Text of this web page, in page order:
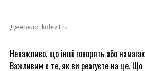
Джерело: kolevit.ru
Неважливо, що інші говорять або
Важливим є те, як ви реагуєте на це. Що